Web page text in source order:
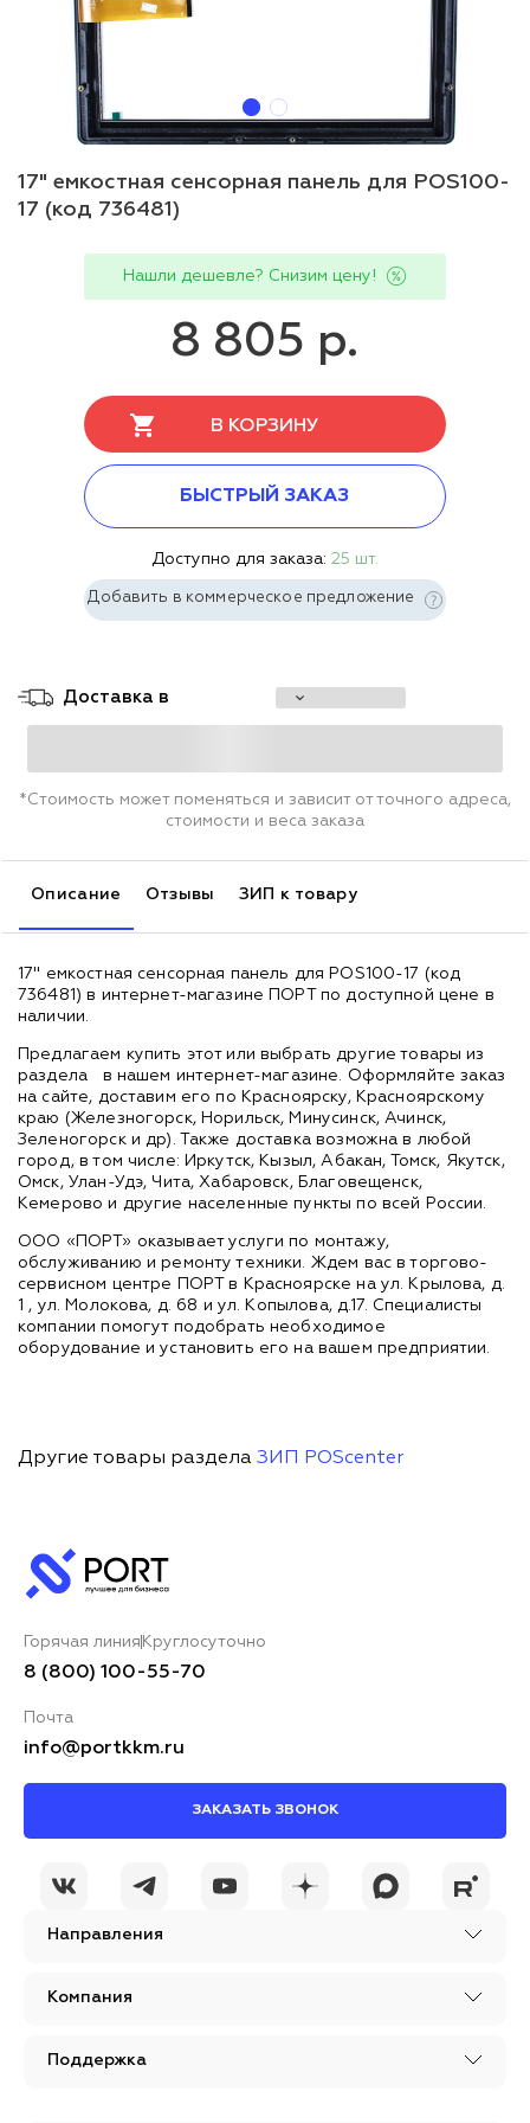
17" емкостная сенсорная панель для POS100-
17 (код 736481)
Нашли дешевле? Снизим цену!
8 805 р.
В КОРЗИНУ
БЫСТРЫЙ ЗАКАЗ
Доступно для заказа: 25 шт.
Добавить в коммерческое предложение
Доставка в
*Стоимость может поменяться и зависит от точного адреса,
стоимости и веса заказа
Описание Отзывы ЗИП к товару
17" емкостная сенсорная панель для POS100-17 (код
736481) в интернет-магазине ПОРТ по доступной цене в
наличии.
Предлагаем купить этот или выбрать другие товары из
раздела
в нашем интернет-магазине. Оформляйте заказ
на сайте, доставим его по Красноярску, Красноярскому
краю (Железногорск, Норильск, Минусинск, Ачинск,
Зеленогорск и др). Также доставка возможна в любой
город, в том числе: Иркутск, Кызыл, Абакан, Томск, Якутск,
Омск, Улан-Удэ, Чита, Хабаровск, Благовещенск,
Кемерово и другие населенные пункты по всей России.
ООО «ПОРТ» оказывает услуги по монтажу,
обслуживанию и ремонту техники. Ждем вас в торгово-
сервисном центре ПОРТ в Красноярске на ул. Крылова, д.
1 , ул. Молокова, д. 68 и ул. Копылова, д.17. Специалисты
компании помогут подобрать необходимое
оборудование и установить его на вашем предприятии.
Другие товары раздела ЗИП POScenter
Направления
Компания
Поддержка
Горячая линия Круглосуточно
8 (800) 100-55-70
Почта
info@portkkm.ru
ЗАКАЗАТЬ ЗВОНОК